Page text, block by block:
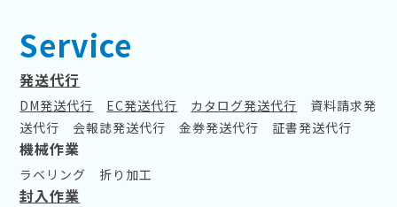
Service
発送代行
DM発送代行 EC発送代行 カタログ発送代行
資料請求発
送代行
会報誌発送代行 金券発送代行 証書発送代行
機械作業
ラベリング 折り加工
封入作業